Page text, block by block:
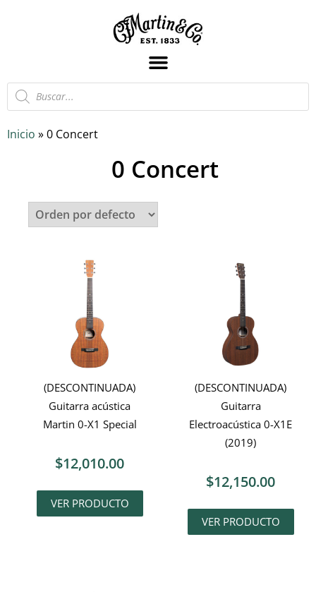
Inicio »0 Concert
0 Concert
(DESCONTINUADA)
Guitarra acústica
Martin 0-X1 Special
$12,010.00
VER PRODUCTO
(DESCONTINUADA)
Guitarra
Electroacústica 0-X1E
(2019)
$12,150.00
VER PRODUCTO